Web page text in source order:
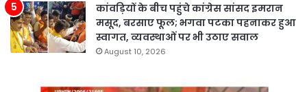
कांवड़ियों के बीच पहुंचे कांग्रेस सांसद इमरान
मसूद, बरसाए फूल; भगवा पटका पहनाकर हुआ
स्वागत, व्यवस्थाओं पर भी उठाए सवाल
August 10, 2026